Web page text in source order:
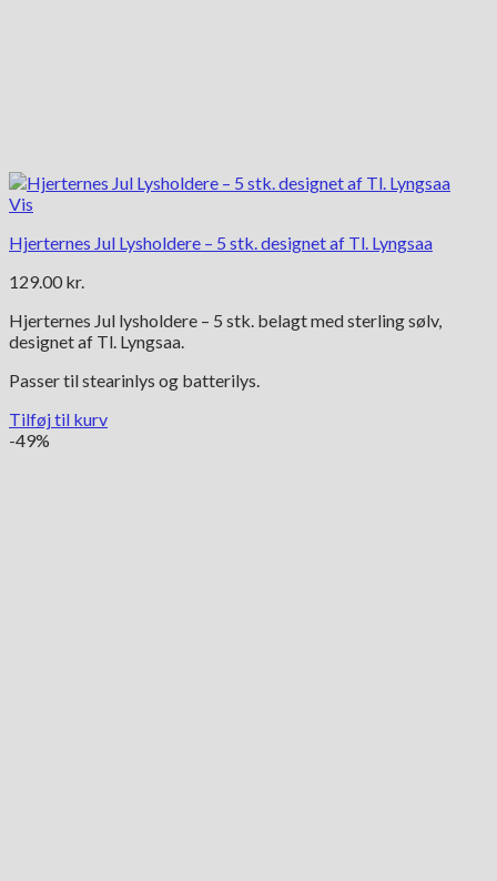
Vis
Hjerternes Jul Lysholdere – 5 stk. designet af Tl. Lyngsaa
129.00 kr.
Hjerternes Jul lysholdere – 5 stk. belagt med sterling sølv,
designet af Tl. Lyngsaa.
Passer til stearinlys og batterilys.
Tilføj til kurv
-49%